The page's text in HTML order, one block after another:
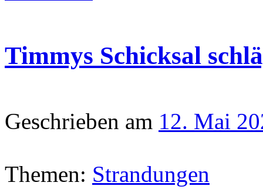
Timmys Schicksal
Geschrieben am 12. Mai
Themen: Strandungen